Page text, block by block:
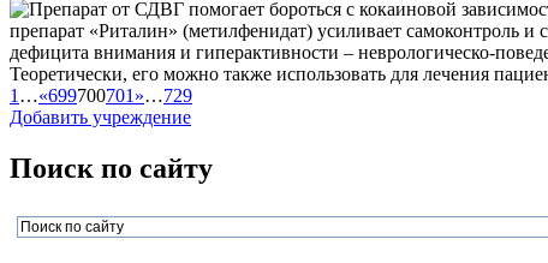
препарат «Риталин» (метилфенидат) усиливает самоконтроль
дефицита внимания и гиперактивности – неврологическо-
Теоретически, его можно также использовать для лечения
1 …«699700701 »…729
Добавить учреждение
Поиск по сайту